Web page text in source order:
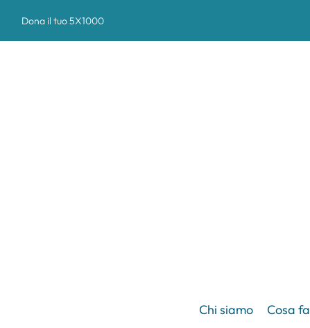
Dona il tuo 5X1000
Chi siamo Cosa